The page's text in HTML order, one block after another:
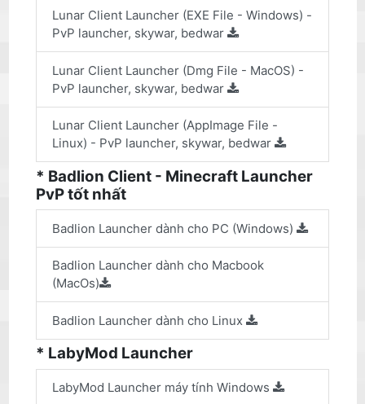
Lunar Client Launcher (EXE File - Windows) -
PvP launcher, skywar, bedwar
Lunar Client Launcher (Dmg File - MacOS) -
PvP launcher, skywar, bedwar
Lunar Client Launcher (AppImage File -
Linux) - PvP launcher, skywar, bedwar
* Badlion Client - Minecraft Launcher
PvP tốt nhất
Badlion Launcher dành cho PC (Windows)
Badlion Launcher dành cho Macbook
(MacOs)
Badlion Launcher dành cho Linux
* LabyMod Launcher
LabyMod Launcher máy tính Windows